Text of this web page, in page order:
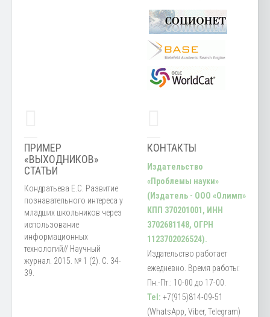
ПРИМЕР
«ВЫХОДНИКОВ»
СТАТЬИ
Кондратьева Е.С. Развитие
познавательного интереса у
младших школьников через
использование
информационных
технологий// Научный
журнал. 2015. № 1 (2). С. 34-
39.
КОНТАКТЫ
Издательство
«Проблемы науки»
(Издатель - ООО «Олимп»
КПП 370201001, ИНН
3702681148, ОГРН
1123702026524).
Издательство работает
ежедневно. Время работы:
Пн.-Пт.: 10-00 до 17-00.
Tel: +7(915)814-09-51
(WhatsApp, Viber, Telegram)